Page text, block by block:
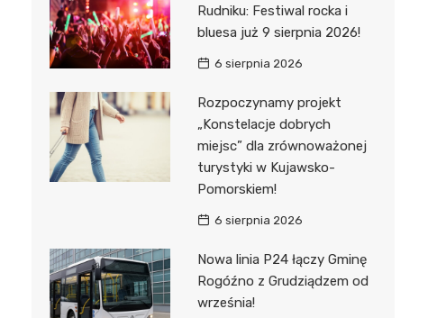
Rudniku: Festiwal rocka i
bluesa już 9 sierpnia 2026!
6 sierpnia 2026
Rozpoczynamy projekt
„Konstelacje dobrych
miejsc” dla zrównoważonej
turystyki w Kujawsko-
Pomorskiem!
6 sierpnia 2026
Nowa linia P24 łączy Gminę
Rogóźno z Grudziądzem od
września!